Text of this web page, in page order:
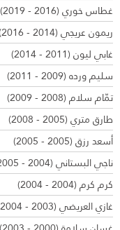
غطاس خوري (2016 - 2019)
ريمون عريجي (2014 - 2016)
غابي ليون (2011 - 2014)
سليم ورده (2009 - 2011)
تمّام سلام (2008 - 2009)
طارق متري (2005 - 2008)
أسعد رزق (2005 - 2005)
ناجي البستاني (2004 - 2005)
كرم كرم (2004 - 2004)
غازي العريضي (2003 - 2004)